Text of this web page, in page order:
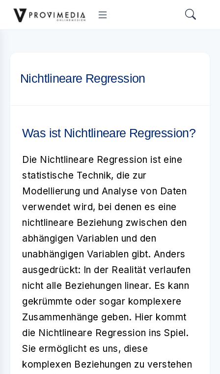
Nichtlineare Regression
Was ist Nichtlineare Regression?
Die Nichtlineare Regression ist eine
statistische Technik, die zur
Modellierung und Analyse von Daten
verwendet wird, bei denen es eine
nichtlineare Beziehung zwischen den
abhängigen Variablen und den
unabhängigen Variablen gibt. Anders
ausgedrückt: In der Realität verlaufen
nicht alle Beziehungen linear. Es kann
gekrümmte oder sogar komplexere
Zusammenhänge geben. Hier kommt
die Nichtlineare Regression ins Spiel.
Sie ermöglicht es uns, diese
komplexen Beziehungen zu verstehen